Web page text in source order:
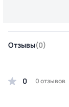
Отзывы(0)
0 0 отзывов